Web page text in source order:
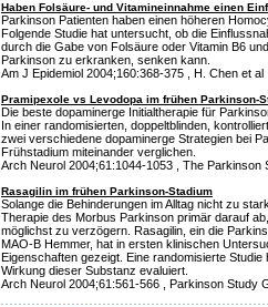
Haben Folsäure- und Vitamineinnahme einen
Parkinson Patienten haben einen höheren
Folgende Studie hat untersucht, ob die
durch die Gabe von Folsäure oder Vitamin B6
Parkinson zu erkranken, senken kann.
Am J Epidemiol 2004;160:368-375 , H. Chen et al
Pramipexole vs Levodopa im frühen Parkinson-
Die beste dopaminerge Initialtherapie für
In einer randomisierten, doppeltblinden,
zwei verschiedene dopaminerge Strategien bei
Frühstadium miteinander verglichen.
Arch Neurol 2004;61:1044-1053 , The Parkinson
Rasagilin im frühen Parkinson-Stadium
Solange die Behinderungen im Alltag nicht zu
Therapie des Morbus Parkinson primär darauf
möglichst zu verzögern. Rasagilin, ein die
MAO-B Hemmer, hat in ersten klinischen
Eigenschaften gezeigt. Eine randomisierte
Wirkung dieser Substanz evaluiert.
Arch Neurol 2004;61:561-566 , Parkinson Study